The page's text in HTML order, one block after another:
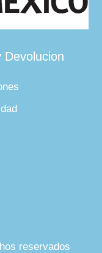
Devolucion
reservados